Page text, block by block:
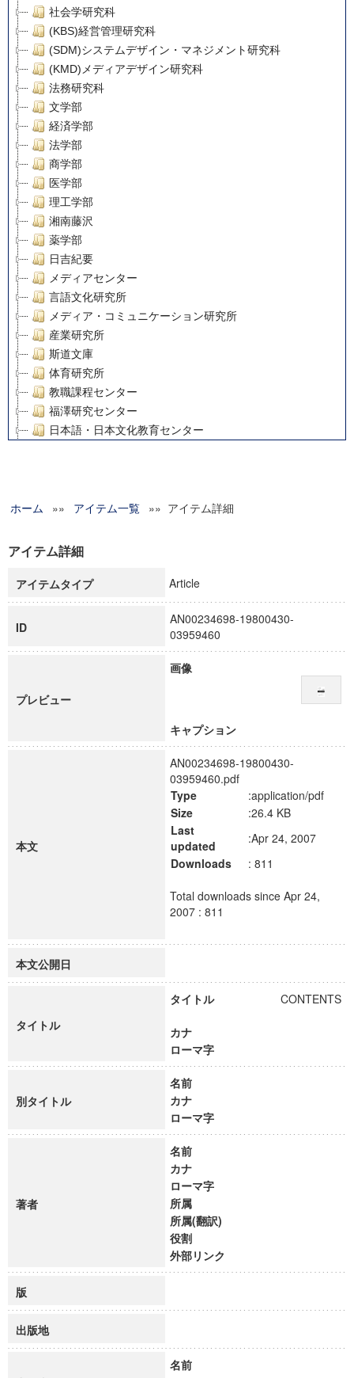
社会学研究科
(KBS)経営管理研究科
(SDM)システムデザイン・マネジメント研究科
(KMD)メディアデザイン研究科
法務研究科
文学部
経済学部
法学部
商学部
医学部
理工学部
湘南藤沢
薬学部
日吉紀要
メディアセンター
言語文化研究所
メディア・コミュニケーション研究所
産業研究所
斯道文庫
体育研究所
教職課程センター
福澤研究センター
日本語・日本文化教育センター
グローバルリサーチインスティテュート
科学研究費補助金研究成果報告書
慶應義塾大学グローバルCOEプログラム市民社会ガバナンス
慶應義塾大学グローバルCOEプログラム論理と感性の先端的
博士課程教育リーディングプログラム「超成熟社会発展のサ
ホーム »» アイテム一覧 »» アイテム詳細
アイテム詳細
アイテムタイプ Article
ID
AN00234698-19800430-
03959460
プレビュー
画像
キャプション
本文
AN00234698-19800430-
03959460.pdf
Type
:application/pdf
Size
:26.4 KB
Last
updated
:Apr 24, 2007
Downloads
: 811
Total downloads since Apr 24,
2007 : 811
本文公開日
タイトル
タイトル CONTENTS
カナ
ローマ字
別タイトル
名前
カナ
ローマ字
著者
名前
カナ
ローマ字
所属
所属(翻訳)
役割
外部リンク
版
出版地
名前